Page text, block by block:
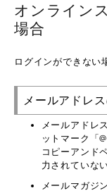
オンライン
場合
ログインができない
メールアドレ
メールアドレ
ットマーク「
コピーアンド
力されていな
メールマガジ